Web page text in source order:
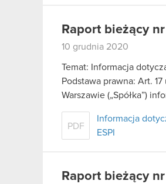
Raport bieżący
10 grudnia 2020
Temat: Informacja
Podstawa prawna: Art.
Warszawie („Spółka”)
PDF
Informacja
ESPI
Raport bieżący